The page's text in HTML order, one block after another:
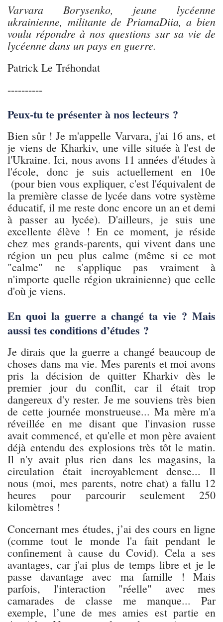
Varvara Borysenko, jeune lycéenne
ukrainienne, militante de PriamaDiia, a bien
voulu répondre à nos questions sur sa vie de
lycéenne dans un pays en guerre.
Patrick Le Tréhondat
----------
Peux-tu te présenter à nos lecteurs ?
Bien sûr ! Je m'appelle Varvara, j'ai 16 ans, et
je viens de Kharkiv, une ville située à l'est de
l'Ukraine. Ici, nous avons 11 années d'études à
l'école, donc je suis actuellement en 10e
(pour bien vous expliquer, c'est l'équivalent de
la première classe de lycée dans votre système
éducatif, il me reste donc encore un an et demi
à passer au lycée). D'ailleurs, je suis une
excellente élève ! En ce moment, je réside
chez mes grands-parents, qui vivent dans une
région un peu plus calme (même si ce mot
"calme" ne s'applique pas vraiment à
n'importe quelle région ukrainienne) que celle
d'où je viens.
En quoi la guerre a changé ta vie ? Mais
aussi tes conditions d’études ?
Je dirais que la guerre a changé beaucoup de
choses dans ma vie. Mes parents et moi avons
pris la décision de quitter Kharkiv dès le
premier jour du conflit, car il était trop
dangereux d'y rester. Je me souviens très bien
de cette journée monstrueuse... Ma mère m'a
réveillée en me disant que l'invasion russe
avait commencé, et qu'elle et mon père avaient
déjà entendu des explosions très tôt le matin.
Il n'y avait plus rien dans les magasins, la
circulation était incroyablement dense... Il
nous (moi, mes parents, notre chat) a fallu 12
heures pour parcourir seulement 250
kilomètres !
Concernant mes études, j’ai des cours en ligne
(comme tout le monde l'a fait pendant le
confinement à cause du Covid). Cela a ses
avantages, car j'ai plus de temps libre et je le
passe davantage avec ma famille ! Mais
parfois, l'interaction "réelle" avec mes
camarades de classe me manque... Par
exemple, l’une de mes amies est partie en